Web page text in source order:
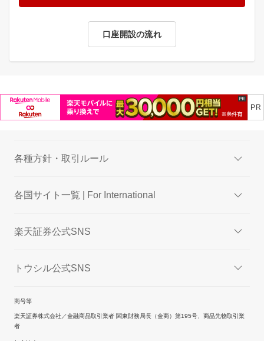
口座開設の流れ
各種方針・取引ルール
各国サイト一覧 | For International
楽天証券公式SNS
トウシル公式SNS
商号等
楽天証券株式会社／金融商品取引業者 関東財務局長（金商）第195号、商品先物取引業
者